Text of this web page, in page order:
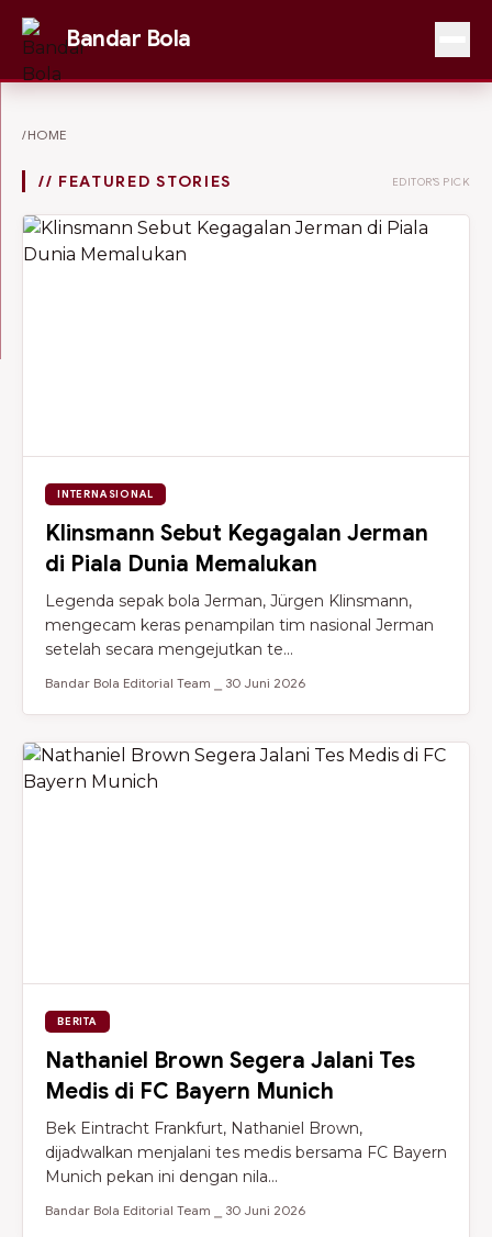
Bandar Bola
/HOME
// FEATURED STORIES EDITOR'S PICK
INTERNASIONAL
Klinsmann Sebut Kegagalan Jerman
di Piala Dunia Memalukan
Legenda sepak bola Jerman, Jürgen Klinsmann,
mengecam keras penampilan tim nasional Jerman
setelah secara mengejutkan te...
Bandar Bola Editorial Team ⎯ 30 Juni 2026
BERITA
Nathaniel Brown Segera Jalani Tes
Medis di FC Bayern Munich
Bek Eintracht Frankfurt, Nathaniel Brown,
dijadwalkan menjalani tes medis bersama FC Bayern
Munich pekan ini dengan nila...
Bandar Bola Editorial Team ⎯ 30 Juni 2026